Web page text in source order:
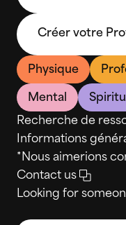
Créer votre
Physique
Mental
Recherche de
Informations
*Nous aimerions
Contact us
Looking for